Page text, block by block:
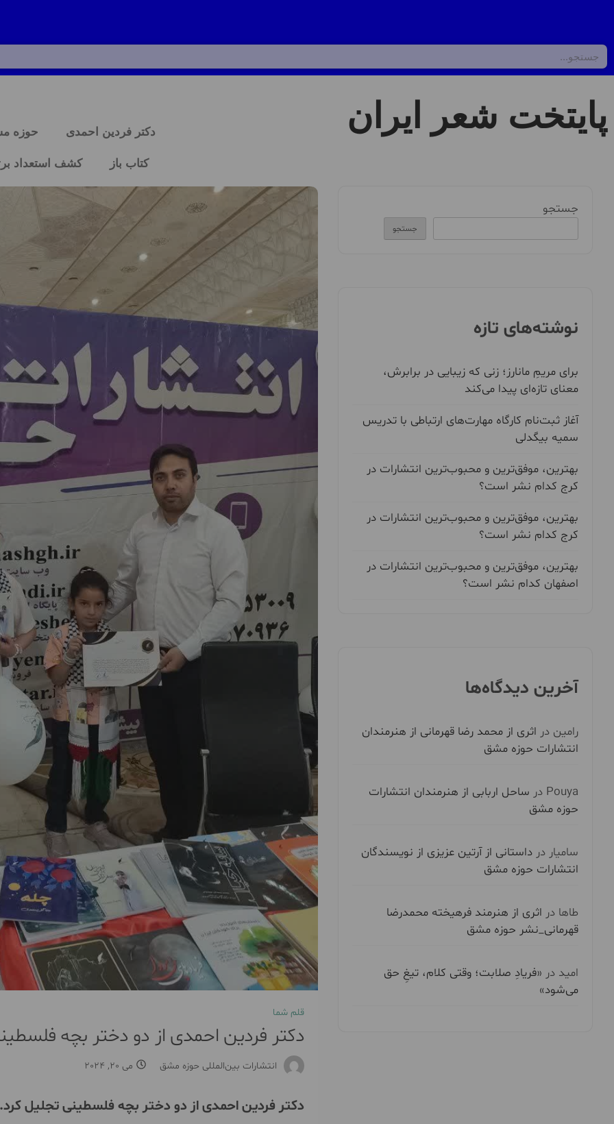
پایتخت شعر ایران دکتر فردین احمدی حوزه
کتاب باز کشف استعداد
قلم شما
دکتر فردین احمدی از دو دختر بچه
انتشارات بین‌المللی حوزه مشق می 20, 2024
دکتر فردین احمدی از دو دختر بچه فلسطینی تجلیل کرد.
جستجو
جستجو
نوشته‌های تازه
برای مریمِ مانارز؛ زنی که زیبایی در برابرش،
معنای تازه‌ای پیدا می‌کند
آغاز ثبت‌نام کارگاه مهارت‌های ارتباطی با تدریس
سمیه بیگدلی
بهترین، موفق‌ترین و محبوب‌ترین انتشارات در
کرج کدام نشر است؟
بهترین، موفق‌ترین و محبوب‌ترین انتشارات در
کرج کدام نشر است؟
بهترین، موفق‌ترین و محبوب‌ترین انتشارات در
اصفهان کدام نشر است؟
آخرین دیدگاه‌ها
رامین در اثری از محمد رضا قهرمانی از هنرمندان
انتشارات حوزه مشق
Pouya در ساحل اربابی از هنرمندان انتشارات
حوزه مشق
سامیار در داستانی از آرتین عزیزی از نویسندگان
انتشارات حوزه مشق
طاها در اثری از هنرمند فرهیخته محمدرضا
قهرمانی_نشر حوزه مشق
امید در «فریادِ صلابت؛ وقتی کلام، تیغِ حق
می‌شود»